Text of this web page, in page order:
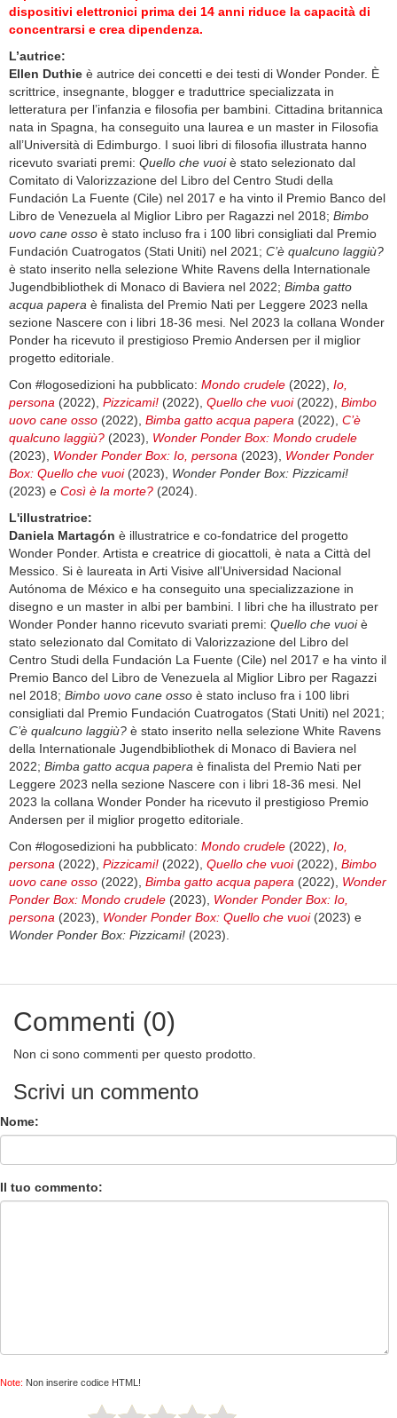
dispositivi elettronici prima dei 14 anni riduce la capacità di
concentrarsi e crea dipendenza.
L’autrice:
Ellen Duthie è autrice dei concetti e dei testi di Wonder Ponder. È
scrittrice, insegnante, blogger e traduttrice specializzata in
letteratura per l’infanzia e filosofia per bambini. Cittadina britannica
nata in Spagna, ha conseguito una laurea e un master in Filosofia
all’Università di Edimburgo. I suoi libri di filosofia illustrata hanno
ricevuto svariati premi: Quello che vuoiè stato selezionato dal
Comitato di Valorizzazione del Libro del Centro Studi della
Fundación La Fuente (Cile) nel 2017 e ha vinto il Premio Banco del
Libro de Venezuela al Miglior Libro per Ragazzi nel 2018; Bimbo
uovo cane osso è stato incluso fra i 100 libri consigliati dal Premio
Fundación Cuatrogatos (Stati Uniti) nel 2021; C’è qualcuno laggiù?
è stato inserito nella selezione White Ravens della Internationale
Jugendbibliothek di Monaco di Baviera nel 2022; Bimba gatto
acqua papera è finalista del Premio Nati per Leggere 2023 nella
sezione Nascere con i libri 18-36 mesi. Nel 2023 la collana Wonder
Ponder ha ricevuto il prestigioso Premio Andersen per il miglior
progetto editoriale.
Con #logosedizioni ha pubblicato: Mondo crudele (2022), Io,
persona (2022), Pizzicami! (2022), Quello che vuoi(2022), Bimbo
uovo cane osso (2022), Bimba gatto acqua papera (2022), C’è
qualcuno laggiù? (2023), Wonder Ponder Box: Mondo crudele
(2023), Wonder Ponder Box: Io, persona (2023), Wonder Ponder
Box: Quello che vuoi(2023), Wonder Ponder Box: Pizzicami!
(2023) e Così è la morte? (2024).
L'illustratrice:
Daniela Martagón è illustratrice e co-fondatrice del progetto
Wonder Ponder. Artista e creatrice di giocattoli, è nata a Città del
Messico. Si è laureata in Arti Visive all’Universidad Nacional
Autónoma de México e ha conseguito una specializzazione in
disegno e un master in albi per bambini. I libri che ha illustrato per
Wonder Ponder hanno ricevuto svariati premi: Quello che vuoiè
stato selezionato dal Comitato di Valorizzazione del Libro del
Centro Studi della Fundación La Fuente (Cile) nel 2017 e ha vinto il
Premio Banco del Libro de Venezuela al Miglior Libro per Ragazzi
nel 2018; Bimbo uovo cane osso è stato incluso fra i 100 libri
consigliati dal Premio Fundación Cuatrogatos (Stati Uniti) nel 2021;
C’è qualcuno laggiù? è stato inserito nella selezione White Ravens
della Internationale Jugendbibliothek di Monaco di Baviera nel
2022; Bimba gatto acqua papera è finalista del Premio Nati per
Leggere 2023 nella sezione Nascere con i libri 18-36 mesi. Nel
2023 la collana Wonder Ponder ha ricevuto il prestigioso Premio
Andersen per il miglior progetto editoriale.
Con #logosedizioni ha pubblicato: Mondo crudele (2022), Io,
persona (2022), Pizzicami! (2022), Quello che vuoi(2022), Bimbo
uovo cane osso (2022), Bimba gatto acqua papera (2022), Wonder
Ponder Box: Mondo crudele (2023), Wonder Ponder Box: Io,
persona (2023), Wonder Ponder Box: Quello che vuoi(2023) e
Wonder Ponder Box: Pizzicami! (2023).
Commenti (0)
Non ci sono commenti per questo prodotto.
Scrivi un commento
Nome:
Il tuo commento:
Note: Non inserire codice HTML!